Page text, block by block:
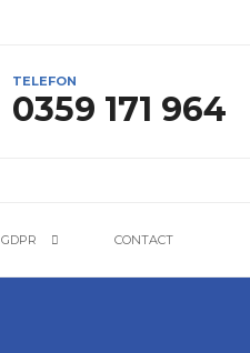
TELEFON
0359 171 964
GDPR CONTACT